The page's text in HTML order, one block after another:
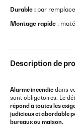
Durable : par
Montage rapide :
Description de
Alarme incendie dans
sont obligatoires. Le
répond à toutes les
judicieux et abordable
bureaux ou maison.